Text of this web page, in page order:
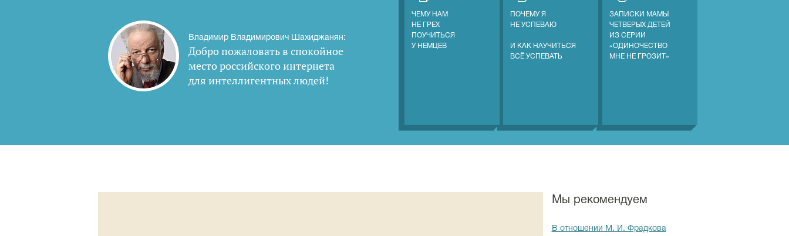
Владимир Владимирович Шахиджанян:
Добро пожаловать в спокойное
место российского интернета
для интеллигентных людей!
ЧЕМУ НАМ
НЕ ГРЕХ
ПОУЧИТЬСЯ
У НЕМЦЕВ
ПОЧЕМУ Я
НЕ УСПЕВАЮ
И КАК НАУЧИТЬСЯ
ВСЁ УСПЕВАТЬ
ЗАПИСКИ МАМЫ
ЧЕТВЕРЫХ ДЕТЕЙ
ИЗ СЕРИИ
«ОДИНОЧЕСТВО
МНЕ НЕ ГРОЗИТ»
Мы рекомендуем
В отношении М. И. Фрадкова